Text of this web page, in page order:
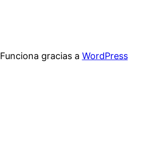
Funciona gracias a WordPress